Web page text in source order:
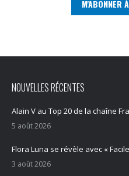
NOUVELLES RÉCENTES
Alain V au Top 20 de la chaîne
5 août 2026
Flora Luna se révèle avec «
3 août 2026